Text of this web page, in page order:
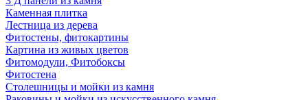
Каменная плитка
Лестница из дерева
Фитостены, фитокартины
Картина из живых цветов
Фитомодули, Фитобоксы
Фитостена
Столешницы и мойки из камня